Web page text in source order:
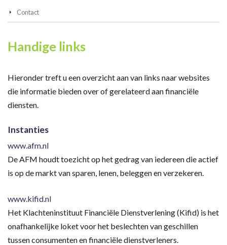
Contact
Handige links
Hieronder treft u een overzicht aan van links naar websites
die informatie bieden over of gerelateerd aan financiële
diensten.
Instanties
www.afm.nl
De AFM houdt toezicht op het gedrag van iedereen die actief
is op de markt van sparen, lenen, beleggen en verzekeren.
www.kifid.nl
Het Klachteninstituut Financiële Dienstverlening (Kifid) is het
onafhankelijke loket voor het beslechten van geschillen
tussen consumenten en financiële dienstverleners.